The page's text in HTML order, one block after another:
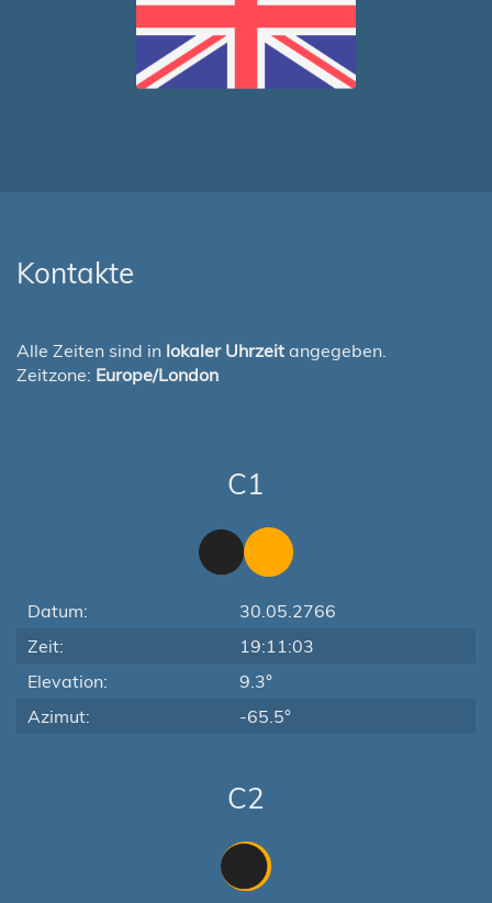
Kontakte
Alle Zeiten sind in lokaler Uhrzeit angegeben.
Zeitzone: Europe/London
C1
Datum:
30.05.2766
Zeit:
19:11:03
Elevation:
9.3°
Azimut:
-65.5°
C2